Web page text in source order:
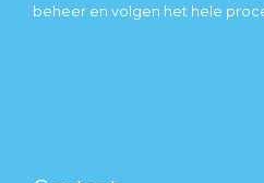
beheer en volgen het hele